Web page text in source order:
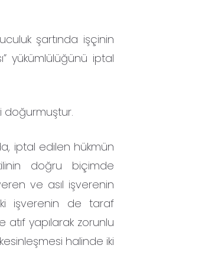
şartında işçinin
yükümlülüğünü iptal
doğurmuştur.
iptal edilen hükmün
doğru biçimde
ve asıl işverenin
işverenin de taraf
yapılarak zorunlu
halinde iki